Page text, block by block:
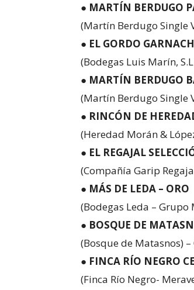
● MARTÍN BERDUGO
(Martín Berdugo Single
● EL GORDO
(Bodegas Luis Marín,
● MARTÍN BERDUGO
(Martín Berdugo Single
● RINCÓN DE
(Heredad Morán &
● EL REGAJAL
(Compañía Garip
● MÁS DE LEDA – ORO
(Bodegas Leda – Grupo
● BOSQUE DE
(Bosque de Matasnos) –
● FINCA RÍO NEGRO
(Finca Río Negro-